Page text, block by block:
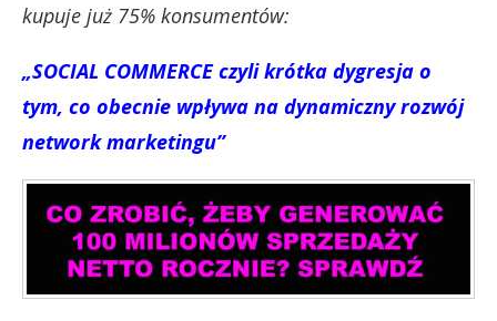
kupuje już 75% konsumentów:
„SOCIAL COMMERCE czyli krótka dygresja o
tym, co obecnie wpływa na dynamiczny rozwój
network marketingu”